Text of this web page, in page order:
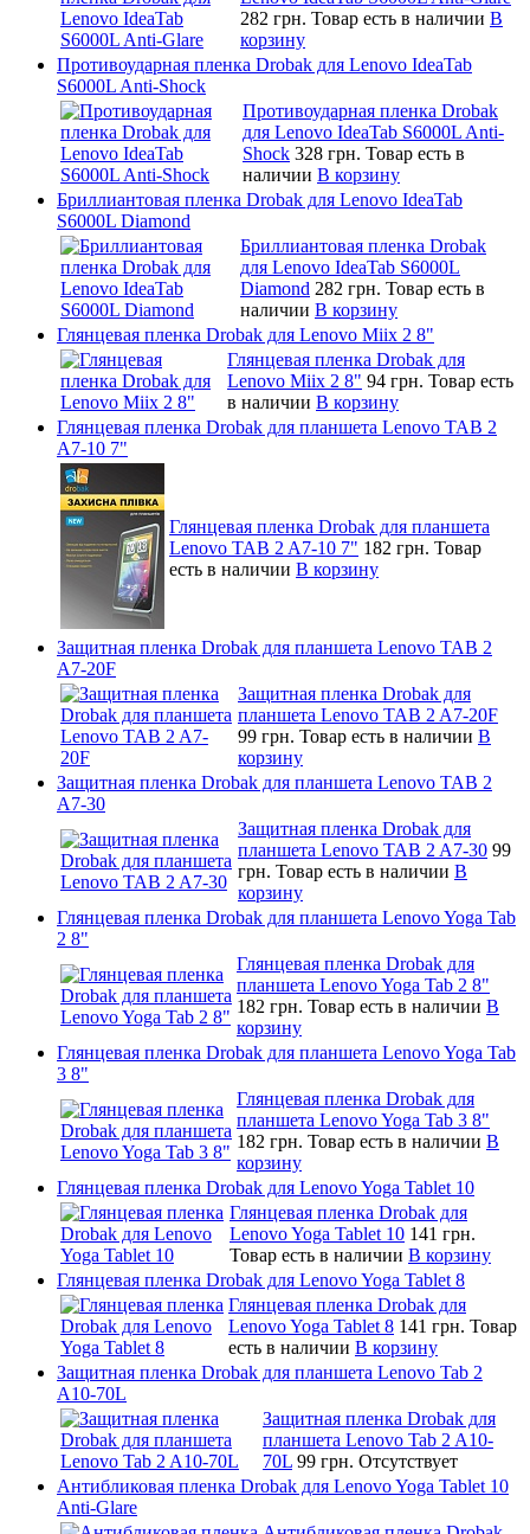
282 грн. Товар есть в наличии В
корзину
Противоударная пленка Drobak для Lenovo IdeaTab
S6000L Anti-Shock
Противоударная пленка Drobak
для Lenovo IdeaTab S6000L Anti-
Shock 328 грн. Товар есть в
наличии В корзину
Бриллиантовая пленка Drobak для Lenovo IdeaTab
S6000L Diamond
Бриллиантовая пленка Drobak
для Lenovo IdeaTab S6000L
Diamond 282 грн. Товар есть в
наличии В корзину
Глянцевая пленка Drobak для Lenovo Miix 2 8"
Глянцевая пленка Drobak для
Lenovo Miix 2 8" 94 грн. Товар есть
в наличии В корзину
Глянцевая пленка Drobak для планшета Lenovo TAB 2
A7-10 7"
Глянцевая пленка Drobak для планшета
Lenovo TAB 2 A7-10 7" 182 грн. Товар
есть в наличии В корзину
Защитная пленка Drobak для планшета Lenovo TAB 2
A7-20F
Защитная пленка Drobak для
планшета Lenovo TAB 2 A7-20F
99 грн. Товар есть в наличии В
корзину
Защитная пленка Drobak для планшета Lenovo TAB 2
A7-30
Защитная пленка Drobak для
планшета Lenovo TAB 2 A7-30 99
грн. Товар есть в наличии В
корзину
Глянцевая пленка Drobak для планшета Lenovo Yoga Tab
2 8"
Глянцевая пленка Drobak для
планшета Lenovo Yoga Tab 2 8"
182 грн. Товар есть в наличии В
корзину
Глянцевая пленка Drobak для планшета Lenovo Yoga Tab
3 8"
Глянцевая пленка Drobak для
планшета Lenovo Yoga Tab 3 8"
182 грн. Товар есть в наличии В
корзину
Глянцевая пленка Drobak для Lenovo Yoga Tablet 10
Глянцевая пленка Drobak для
Lenovo Yoga Tablet 10 141 грн.
Товар есть в наличии В корзину
Глянцевая пленка Drobak для Lenovo Yoga Tablet 8
Глянцевая пленка Drobak для
Lenovo Yoga Tablet 8 141 грн. Товар
есть в наличии В корзину
Защитная пленка Drobak для планшета Lenovo Tab 2
A10-70L
Защитная пленка Drobak для
планшета Lenovo Tab 2 A10-
70L 99 грн. Отсутствует
Антибликовая пленка Drobak для Lenovo Yoga Tablet 10
Anti-Glare